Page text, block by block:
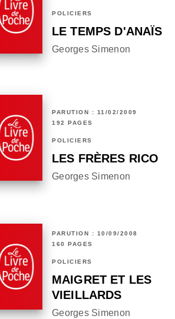
POLICIERS
LE TEMPS D'ANAÏS
Georges Simenon
PARUTION : 11/02/2009
192 PAGES
POLICIERS
LES FRÈRES RICO
Georges Simenon
PARUTION : 10/09/2008
160 PAGES
POLICIERS
MAIGRET ET LES
VIEILLARDS
Georges Simenon